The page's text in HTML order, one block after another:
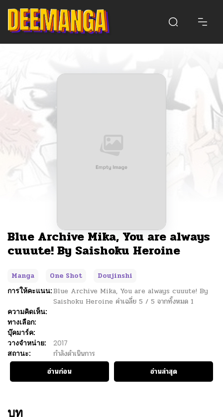
Blue Archive Mika, You are always
cuuute! By Saishoku Heroine
Manga One Shot
Doujinshi
การให้คะแนน:Blue Archive Mika, You are always cuuute! By
Saishoku Heroine ค่าเฉลี่ย 5 / 5 จากทั้งหมด 1
ความคิดเห็น:
ทางเลือก:
บุ๊คมาร์ค:
วางจำหน่าย:
2017
สถานะ:
กำลังดำเนินการ
อ่านก่อน
อ่านล่าสุด
บท